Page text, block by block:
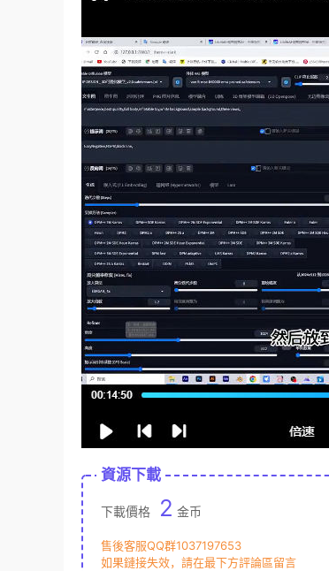
資源下載
下載價格 2 金币
售後客服QQ群1037197653
如果鏈接失效，請在最下方評論區留言